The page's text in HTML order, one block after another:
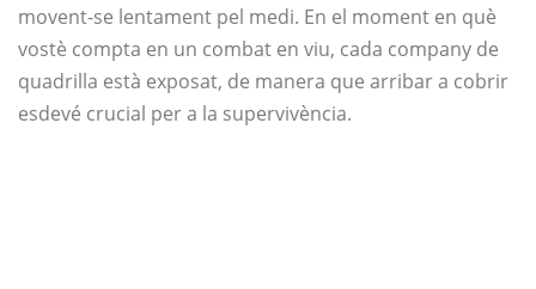
movent-se lentament pel medi. En el moment en què
vostè compta en un combat en viu, cada company de
quadrilla està exposat, de manera que arribar a cobrir
esdevé crucial per a la supervivència.